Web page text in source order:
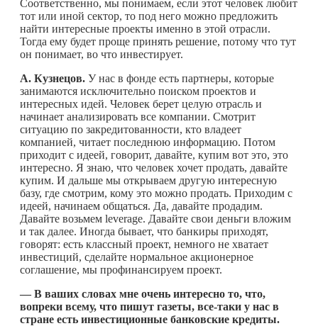
Соответственно, мы понимаем, если этот человек любит
тот или иной сектор, то под него можно предложить
найти интересные проекты именно в этой отрасли.
Тогда ему будет проще принять решение, потому что тут
он понимает, во что инвестирует.
А. Кузнецов. У нас в фонде есть партнеры, которые
занимаются исключительно поиском проектов и
интересных идей. Человек берет целую отрасль и
начинает анализировать все компании. Смотрит
ситуацию по закредитованности, кто владеет
компанией, читает последнюю информацию. Потом
приходит с идеей, говорит, давайте, купим вот это, это
интересно. Я знаю, что человек хочет продать, давайте
купим. И дальше мы открываем другую интересную
базу, где смотрим, кому это можно продать. Приходим с
идеей, начинаем общаться. Да, давайте продадим.
Давайте возьмем leverage. Давайте свои деньги вложим
и так далее. Иногда бывает, что банкиры приходят,
говорят: есть классный проект, немного не хватает
инвестиций, сделайте нормальное акционерное
соглашение, мы профинансируем проект.
— В ваших словах мне очень интересно то, что,
вопреки всему, что пишут газеты, все-таки у нас в
стране есть инвестиционные банковские кредиты.